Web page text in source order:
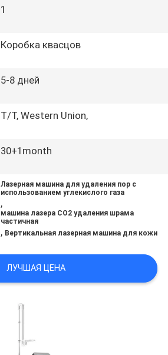
1
Коробка квасцов
5-8 дней
T/T, Western Union,
30+1month
Лазерная машина для удаления пор с
использованием углекислого газа
,
машина лазера СО2 удаления шрама
частичная
, Вертикальная лазерная машина для кожи
ЛУЧШАЯ ЦЕНА